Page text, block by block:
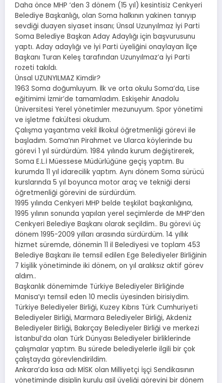
Daha önce MHP ‘den 3 dönem (15 yıl) kesintisiz Cenkyeri
Belediye Başkanlığı, olan Soma halkının yakinen tanıyıp
sevdiği duayen siyaset insanı; Ünsal Uzunyılmaz İyi Parti
Soma Belediye Başkan Aday Adaylığı için başvurusunu
yaptı. Aday adaylığı ve İyi Parti üyeliğini onaylayan İlçe
Başkanı Turan Keleş tarafından Uzunyılmaz’a İyi Parti
rozeti takıldı.
Ünsal UZUNYILMAZ Kimdir?
1963 Soma doğumluyum. İlk ve orta okulu Soma’da, Lise
eğitimimi İzmir’de tamamladım. Eskişehir Anadolu
Üniversitesi Yerel yönetimler mezunuyum. Spor yönetimi
ve işletme fakültesi okudum.
Çalışma yaşantıma vekil İlkokul öğretmenliği görevi ile
başladım. Soma’nın Pirahmet ve Ularca köylerinde bu
görevi 1 yıl sürdürdüm. 1984 yılında kurum değiştirerek,
Soma E.L.İ Müessese Müdürlüğüne geçiş yaptım. Bu
kurumda 11 yıl idarecilik yaptım. Aynı dönem Soma sürücü
kurslarında 5 yıl boyunca motor araç ve tekniği dersi
öğretmenliği görevini de sürdürdüm.
1995 yılında Cenkyeri MHP belde teşkilat başkanlığına,
1995 yılının sonunda yapılan yerel seçimlerde de MHP’den
Cenkyeri Belediye Başkanı olarak seçildim.. Bu görevi üç
dönem 1995-2009 yılları arasında sürdürdüm. 14 yıllık
hizmet süremde, dönemin 11 il Belediyesi ve toplam 453
Belediye Başkanı ile temsil edilen Ege Belediyeler Birliğinin
7 kişilik yönetiminde iki dönem, on yıl aralıksız aktif görev
aldım..
Başkanlık dönemimde Türkiye Belediyeler Birliğinde
Manisa’yı temsil eden 10 meclis üyesinden birisiydim.
Türkiye Belediyeler Birliği, Kuzey Kıbrıs Türk Cumhuriyeti
Belediyeler Birliği, Marmara Belediyeler Birliği, Akdeniz
Belediyeler Birliği, Bakırçay Belediyeler Birliği ve merkezi
İstanbul’da olan Türk Dünyası Belediyeler birliklerinde
çalışmalar yaptım. Bu sürede belediyelerle ilgili bir çok
çalıştayda görevlendirildim.
Ankara’da kısa adı MİSK olan Milliyetçi İşçi Sendikasının
yönetiminde disiplin kurulu asil üyeliği görevini bir dönem